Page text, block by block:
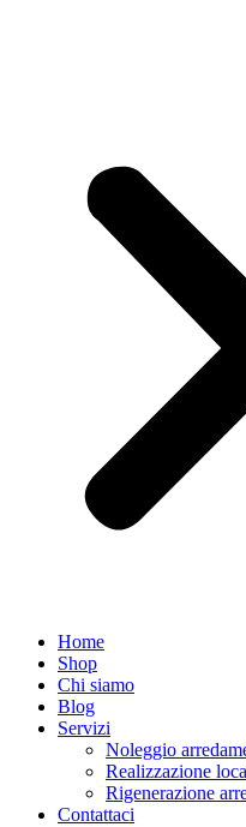
Home
Shop
Chi siamo
Blog
Servizi
Noleggio
Realizzazione
Rigenerazione
Contattaci